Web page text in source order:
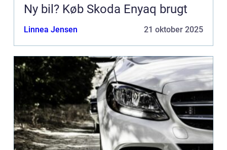
Ny bil? Køb Skoda Enyaq brugt
Linnea Jensen 21 oktober 2025